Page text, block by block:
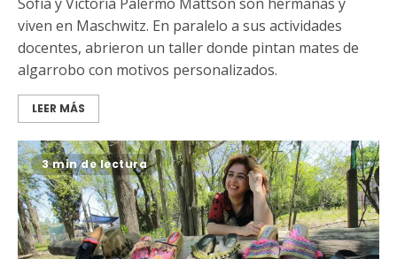
viven en Maschwitz. En paralelo a sus actividades
docentes, abrieron un taller donde pintan mates de
algarrobo con motivos personalizados.
LEER MÁS
3 min de lectura